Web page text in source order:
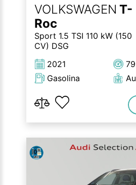
VOLKSWAGEN T-
Roc
Sport 1.5 TSI 110 kW (150
CV) DSG
2021
Gasolina